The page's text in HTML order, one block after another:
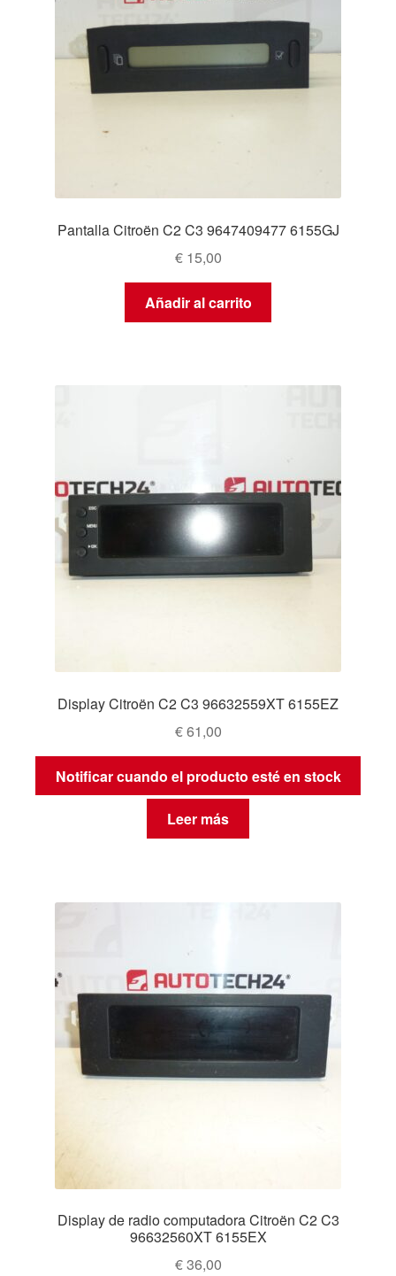
Pantalla Citroën C2 C3 9647409477 6155GJ
€15,00
Añadir al carrito
Display Citroën C2 C3 96632559XT 6155EZ
€61,00
Notificar cuando el producto esté en stock
Leer más
Display de radio computadora Citroën C2 C3
96632560XT 6155EX
€36,00